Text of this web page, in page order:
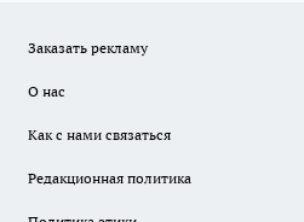
Заказать рекламу
О нас
Как с нами связаться
Редакционная политика